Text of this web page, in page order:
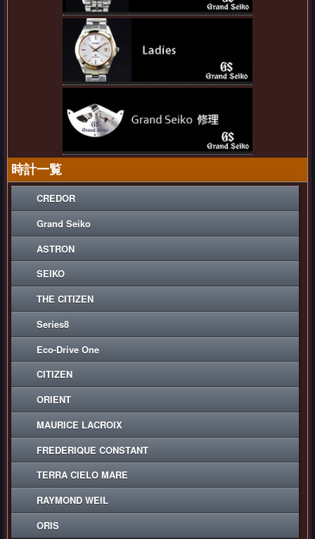
時計一覧
CREDOR
Grand Seiko
ASTRON
SEIKO
THE CITIZEN
Series8
Eco-Drive One
CITIZEN
ORIENT
MAURICE LACROIX
FREDERIQUE CONSTANT
TERRA CIELO MARE
RAYMOND WEIL
ORIS